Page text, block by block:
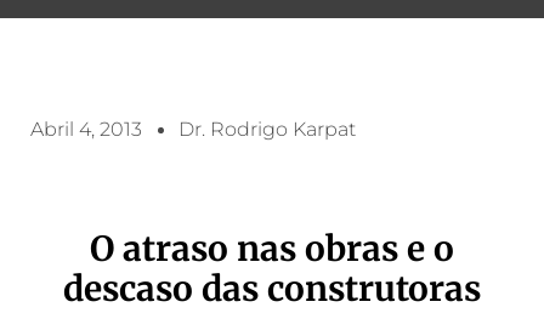
Abril 4, 2013 Dr. Rodrigo Karpat
O atraso nas obras e o
descaso das construtoras